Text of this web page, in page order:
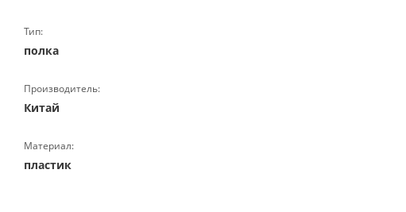
Тип:
полка
Производитель:
Китай
Материал:
пластик